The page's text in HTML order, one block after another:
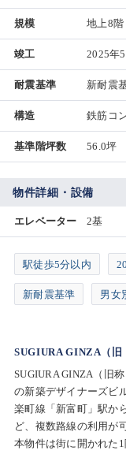
規模 地上8
竣工 2025年5
耐震基準 新耐震
構造 鉄筋コ
基準階坪数 56.0坪
物件詳細・設備
エレベーター 2基
駅徒歩5分以内
新耐震基準 男女
SUGIURA GINZA（旧
SUGIURA GINZA（旧
の新築デザイナーズビ
楽町線「新富町」駅か
ど、複数路線の利用が
本物件は街に開かれた